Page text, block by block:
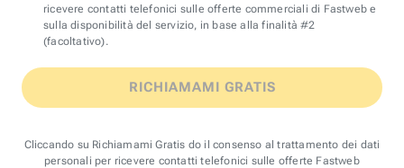
ricevere contatti telefonici sulle offerte commerciali di Fastweb e
sulla disponibilità del servizio, in base alla finalità #2
(facoltativo).
RICHIAMAMI GRATIS
Cliccando su Richiamami Gratis do il consenso al trattamento dei dati
personali per ricevere contatti telefonici sulle offerte Fastweb